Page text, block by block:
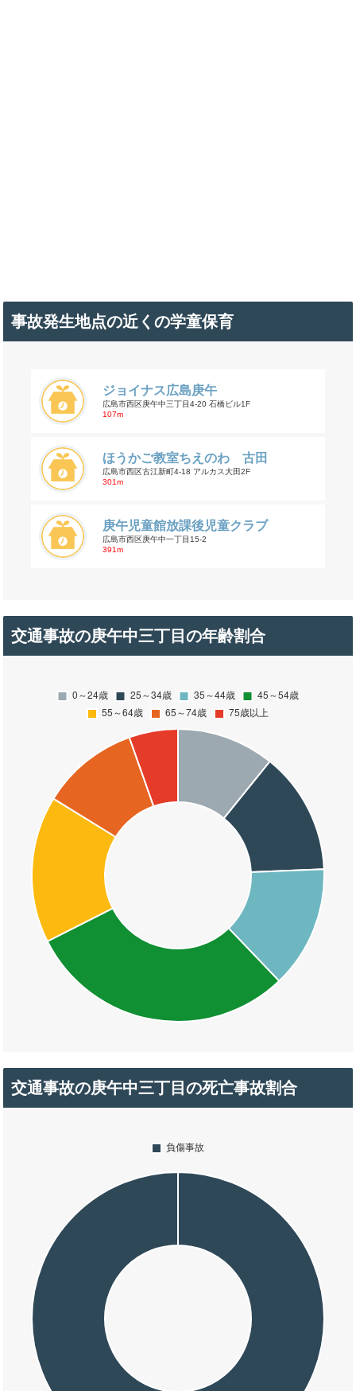
事故発生地点の近くの学童保育
ジョイナス広島庚午
広島市西区庚午中三丁目4-20 石橋ビル1F
107m
ほうかご教室ちえのわ 古田
広島市西区古江新町4-18 アルカス大田2F
301m
庚午児童館放課後児童クラブ
広島市西区庚午中一丁目15-2
391m
交通事故の庚午中三丁目の年齢割合
交通事故の庚午中三丁目の死亡事故割合